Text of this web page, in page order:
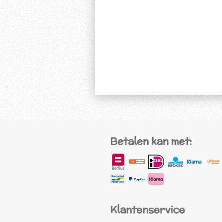
Betalen kan met:
Klantenservice